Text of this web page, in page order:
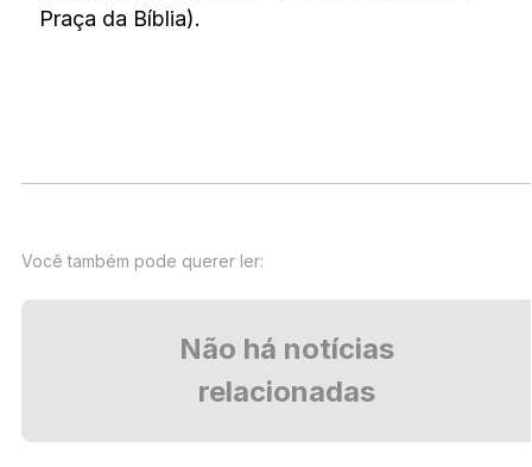
Praça da Bíblia).
Você também pode querer ler:
Não há notícias
relacionadas